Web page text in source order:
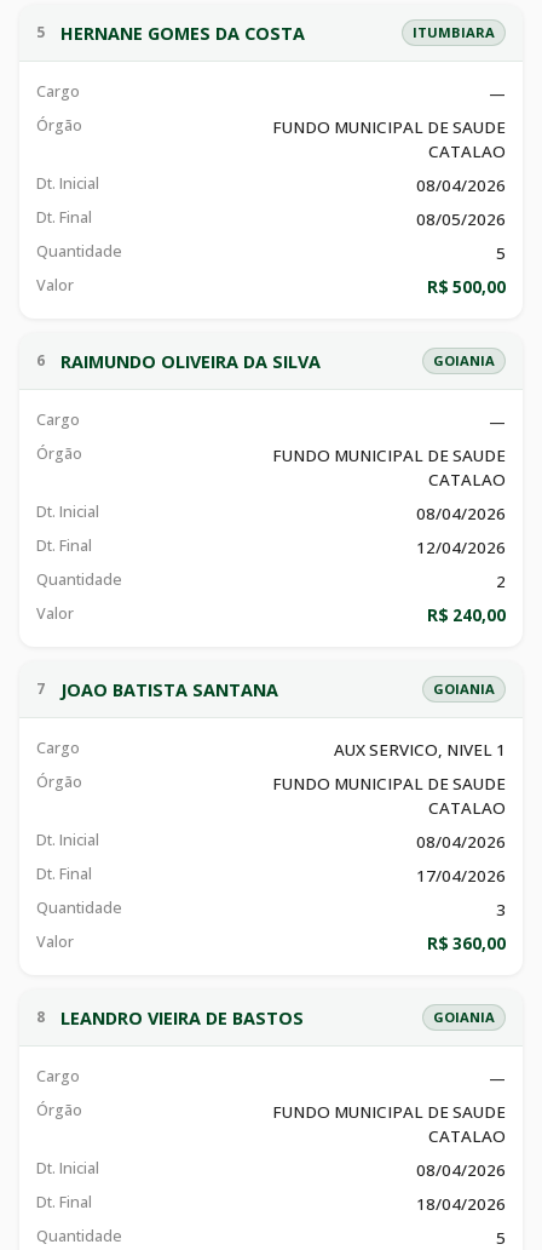
5 HERNANE GOMES DA COSTA ITUMBIARA
Cargo —
Órgão
FUNDO MUNICIPAL DE SAUDE
CATALAO
Dt. Inicial 08/04/2026
Dt. Final 08/05/2026
Quantidade 5
Valor R$ 500,00
6 RAIMUNDO OLIVEIRA DA SILVA GOIANIA
Cargo —
Órgão
FUNDO MUNICIPAL DE SAUDE
CATALAO
Dt. Inicial 08/04/2026
Dt. Final 12/04/2026
Quantidade 2
Valor R$ 240,00
7 JOAO BATISTA SANTANA GOIANIA
Cargo AUX SERVICO, NIVEL 1
Órgão
FUNDO MUNICIPAL DE SAUDE
CATALAO
Dt. Inicial 08/04/2026
Dt. Final 17/04/2026
Quantidade 3
Valor R$ 360,00
8 LEANDRO VIEIRA DE BASTOS GOIANIA
Cargo —
Órgão
FUNDO MUNICIPAL DE SAUDE
CATALAO
Dt. Inicial 08/04/2026
Dt. Final 18/04/2026
Quantidade 5